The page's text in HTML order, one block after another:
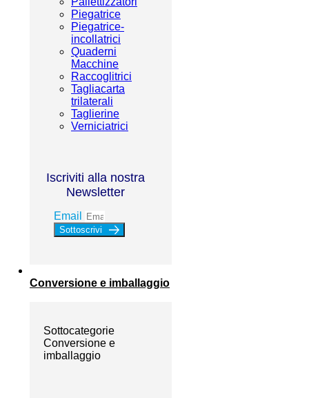
Piegatrice
Piegatrice-
incollatrici
Quaderni
Macchine
Raccoglitrici
Tagliacarta
trilaterali
Taglierine
Verniciatrici
Iscriviti alla nostra
Newsletter
Email
Sottoscrivi
Conversione e imballaggio
Sottocategorie
Conversione e
imballaggio